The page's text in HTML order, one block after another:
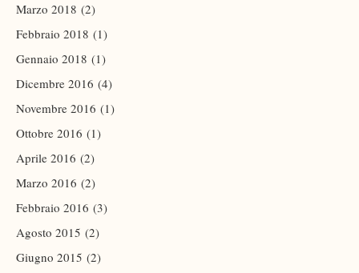
Marzo 2018 (2)
Febbraio 2018 (1)
Gennaio 2018 (1)
Dicembre 2016 (4)
Novembre 2016 (1)
Ottobre 2016 (1)
Aprile 2016 (2)
Marzo 2016 (2)
Febbraio 2016 (3)
Agosto 2015 (2)
Giugno 2015 (2)